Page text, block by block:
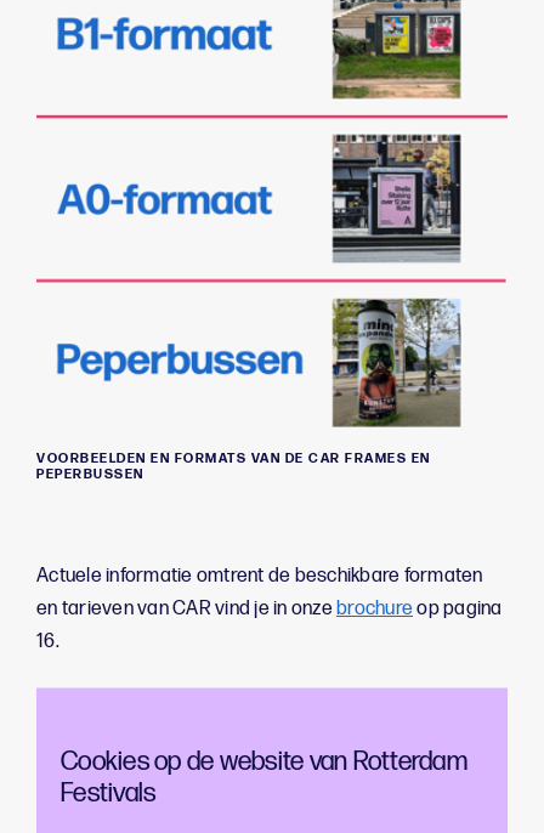
Cookies op de website van Rotterdam
Festivals
VOORBEELDEN EN FORMATS VAN DE CAR FRAMES EN
PEPERBUSSEN
Actuele informatie omtrent de beschikbare formaten
en tarieven van CAR vind je in onzebrochureop pagina
16.
Advertentiemogelijkheden